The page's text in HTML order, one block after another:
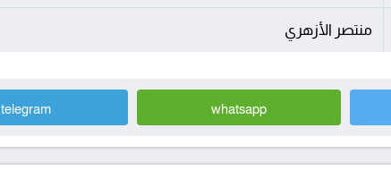
منتصر الأزهري
whatsapp
telegram